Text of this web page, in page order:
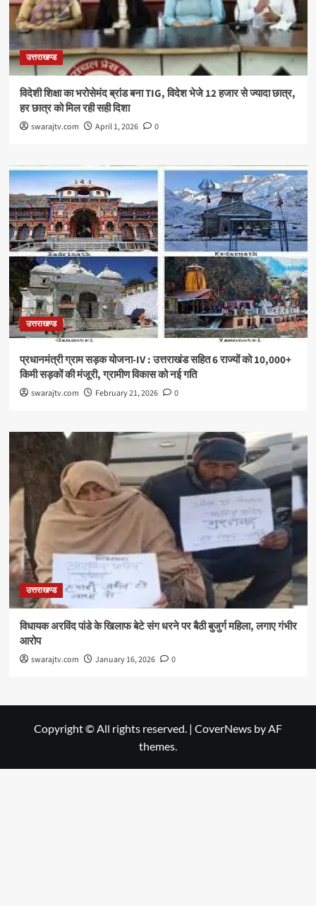
उत्तराखण्ड
विदेशी शिक्षा का भरोसेमंद ब्रांड बना TIG, विदेश भेजे 12 हजार से ज्यादा छात्र,
हर छात्र को मिल रही सही दिशा
swarajtv.com April 1, 2026 0
उत्तराखण्ड
प्रधानमंत्री ग्राम सड़क योजना-IV : उत्तराखंड सहित 6 राज्यों को 10,000+
किमी सड़कों की मंजूरी, ग्रामीण विकास को नई गति
swarajtv.com February 21, 2026 0
उत्तराखण्ड
विधायक अरविंद पांडे के खिलाफ बेटे संग धरने पर बैठी बुजुर्ग महिला, लगाए गंभीर
आरोप
swarajtv.com January 16, 2026 0
Copyright © All rights reserved. | CoverNews by AF
themes.